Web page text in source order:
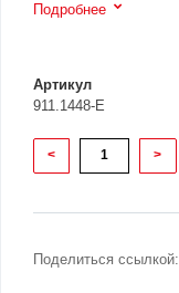
Подробнее
Артикул
911.1448-E
< >
Поделиться ссылкой: